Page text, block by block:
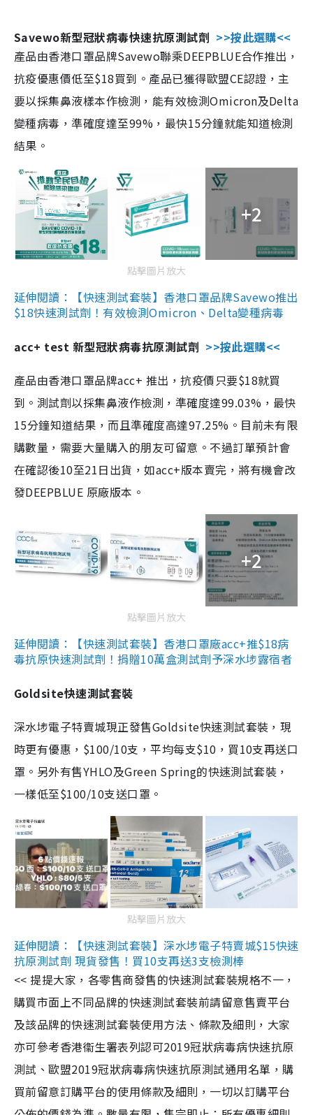
Savewo新型冠狀病毒快速抗原測試劑 >>按此選購<<
產品由香港口罩品牌Savewo聯乘DEEPBLUE合作推出，
抗疫優惠價低至$18買到。產品已獲得歐盟CE認證，主
要以採集鼻液樣本作檢測，能有效檢測Omicron及Delta
變種病毒，準確度達至99%，最快15分鐘就能知道檢測
結果。
+2
點擊圖片放大
延伸閱讀：【快速測試套裝】香港口罩品牌Savewo推出
$18快速測試劑！有效檢測Omicron、Delta變種病毒
acc+ test 新型冠狀病毒抗原測試劑 >>按此選購<<
產品由香港口罩品牌acc+ 推出，抗疫價只要$18就買
到。測試劑以採集鼻液作檢測，準確度達99.03%，最快
15分鐘知道結果，而且準確度高達97.25%。目前未有限
購數量，需要大量購入的朋友可留意。不過訂單預計會
在確認後10至21日出貨，如acc+版本賣完，將有機會改
發DEEPBLUE 原廠版本。
+2
點擊圖片放大
延伸閱讀：【快速測試套裝】香港口罩廠acc+推$18病
毒抗原快速測試劑！捐贈10萬盒測試劑予深水埗露宿者
Goldsite快速測試套裝
深水埗電子特賣城現正發售Goldsite快速測試套裝，現
時更有優惠，$100/10支，平均每支$10，買10支再送口
罩。另外有售YHLO及Green Spring的快速測試套裝，
一樣低至$100/10支送口罩。
點擊圖片放大
延伸閱讀：【快速測試套裝】深水埗電子特賣城$15快速
抗原測試劑 現貨發售！買10支再送3支檢測棒
<< 提提大家，各零售商發售的快速測試套裝規格不一，
購買市面上不同品牌的快速測試套裝前請留意售賣平台
及該品牌的快速測試套裝使用方法、條款及細則，大家
亦可參考香港衞生署表列認可2019冠狀病毒病快速抗原
測試、歐盟2019冠狀病毒病快速抗原測試通用名單，購
買前留意訂購平台的使用條款及細則，一切以訂購平台